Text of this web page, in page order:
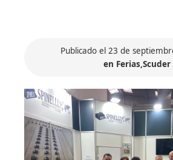
Publicado el 23 de
en Ferias,Scuder